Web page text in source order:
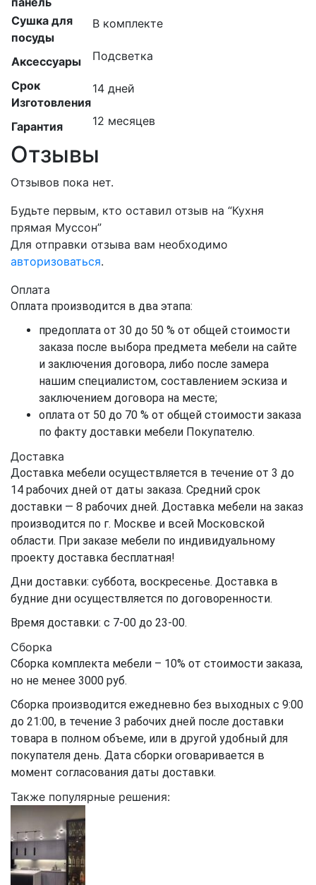
Сушка для
посуды
В комплекте
Аксессуары Подсветка
Срок
Изготовления
14 дней
Гарантия 12 месяцев
Отзывы
Отзывов пока нет.
Будьте первым, кто оставил отзыв на “Кухня
прямая Муссон”
Для отправки отзыва вам необходимо
авторизоваться.
Оплата
Оплата производится в два этапа:
предоплата от 30 до 50 % от общей стоимости
заказа после выбора предмета мебели на сайте
и заключения договора, либо после замера
нашим специалистом, составлением эскиза и
заключением договора на месте;
оплата от 50 до 70 % от общей стоимости заказа
по факту доставки мебели Покупателю.
Доставка
Доставка мебели осуществляется в течение от 3 до
14 рабочих дней от даты заказа. Средний срок
доставки — 8 рабочих дней. Доставка мебели на заказ
производится по г. Москве и всей Московской
области. При заказе мебели по индивидуальному
проекту доставка бесплатная!
Дни доставки: суббота, воскресенье. Доставка в
будние дни осуществляется по договоренности.
Время доставки: с 7-00 до 23-00.
Сборка
Сборка комплекта мебели – 10% от стоимости заказа,
но не менее 3000 руб.
Сборка производится ежедневно без выходных с 9:00
до 21:00, в течение 3 рабочих дней после доставки
товара в полном объеме, или в другой удобный для
покупателя день. Дата сборки оговаривается в
момент согласования даты доставки.
Также популярные решения: